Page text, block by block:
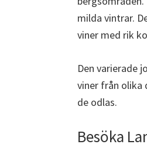
milda vintrar.
viner med rik
Den varierade
viner från olika
de odlas.
Besöka